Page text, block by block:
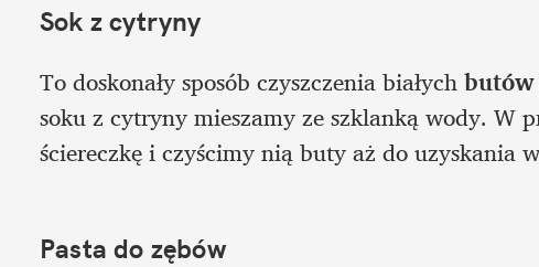
Sok z cytryny
To doskonały sposób czyszczenia białych
soku z cytryny mieszamy ze szklanką wody. W
ściereczkę i czyścimy nią buty aż do uzyskania
Pasta do zębów